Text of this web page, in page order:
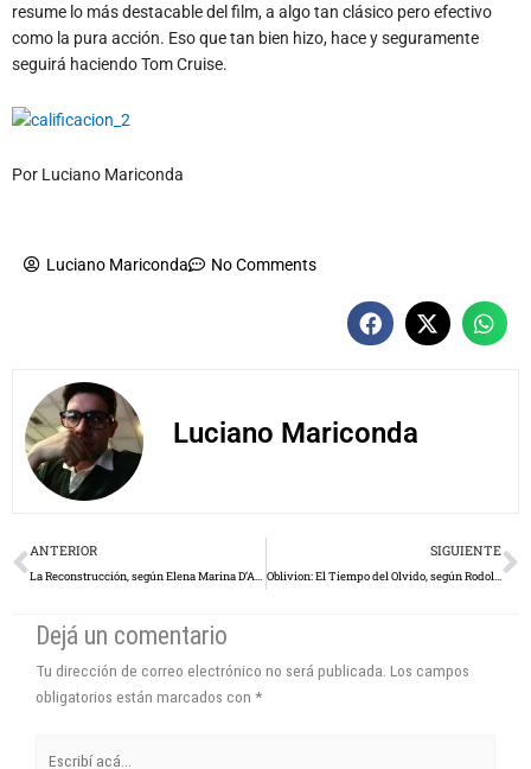
resume lo más destacable del film, a algo tan clásico pero efectivo
como la pura acción. Eso que tan bien hizo, hace y seguramente
seguirá haciendo Tom Cruise.
Por Luciano Mariconda
Luciano Mariconda No Comments
Luciano Mariconda
Prev
ANTERIOR
La Reconstrucción, según Elena Marina D’Aquila
SIGUIENTE
Oblivion: El Tiempo del Olvido, según Rodolfo Weisskirch
Dejá un comentario
Tu dirección de correo electrónico no será publicada. Los campos
obligatorios están marcados con *